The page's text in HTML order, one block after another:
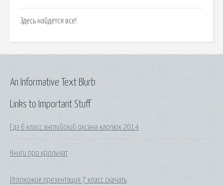
Здесь найдется все!.
Links to Important Stuff
Гдз 6 класс английский оксана карпюк 2014
Книги про крольчат
Иглокожие презентация 7 класс скачать
An Informative Text Blurb